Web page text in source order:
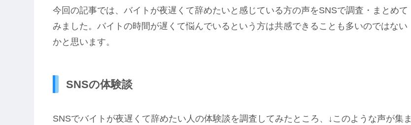
今回の記事では、バイトが夜遅くて辞めたいと感じている方の声をSNSで調査・まとめて
みました。バイトの時間が遅くて悩んでいるという方は共感できることも多いのではない
かと思います。
SNSの体験談
SNSでバイトが夜遅くて辞めたい人の体験談を調査してみたところ、↓このような声が集ま